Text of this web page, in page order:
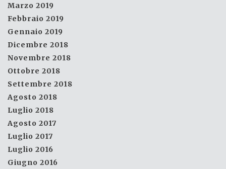
Marzo 2019
Febbraio 2019
Gennaio 2019
Dicembre 2018
Novembre 2018
Ottobre 2018
Settembre 2018
Agosto 2018
Luglio 2018
Agosto 2017
Luglio 2017
Luglio 2016
Giugno 2016